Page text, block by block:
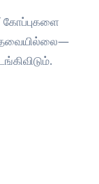
கோப்புகளை
தேவையில்லை—